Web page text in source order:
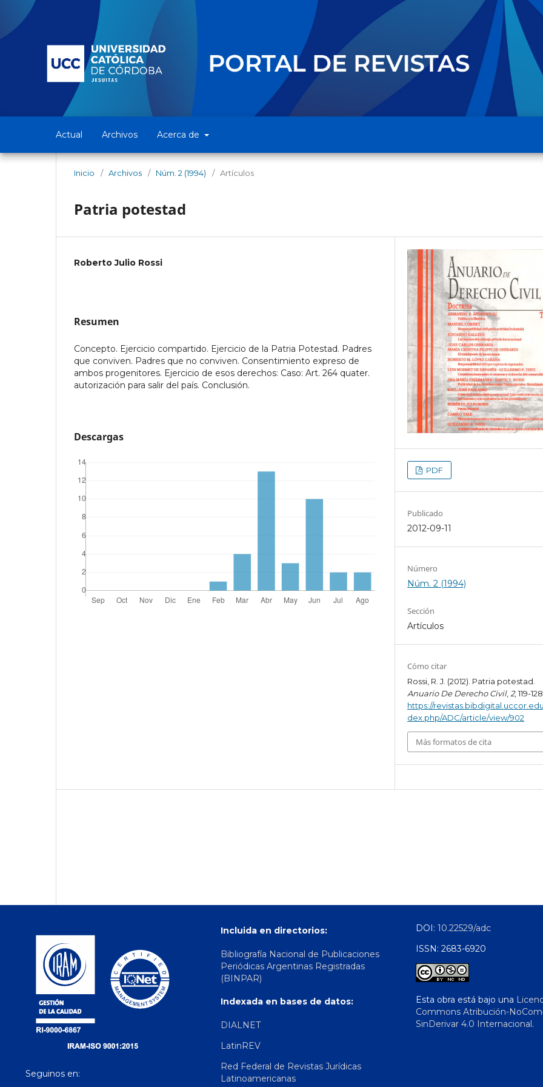
Actual Archivos Acerca de
Inicio / Archivos / Núm. 2 (1994) / Artículos
Patria potestad
Roberto Julio Rossi
Resumen
Concepto. Ejercicio compartido. Ejercicio de la Patria Potestad. Padres
que conviven. Padres que no conviven. Consentimiento expreso de
ambos progenitores. Ejercicio de esos derechos: Caso: Art. 264 quater.
autorización para salir del país. Conclusión.
Descargas
PDF
Publicado
2012-09-11
Número
Núm. 2 (1994)
Sección
Artículos
Cómo citar
Rossi, R. J. (2012). Patria potestad.
Anuario De Derecho Civil, 2, 119-128.
https://
dex.php/ADC/article/view/902
Más formatos de cita
Seguinos en:
Incluida en directorios:
Bibliografía Nacional de Publicaciones
Periódicas Argentinas Registradas
(BINPAR)
Indexada en bases de datos:
DIALNET
LatinREV
Red Federal de Revistas Jurídicas
Latinoamericanas
DOI: 10.22529/adc
ISSN: 2683-6920
Esta obra está bajo una
Commons Atribución-
SinDerivar 4.0 Internacional.